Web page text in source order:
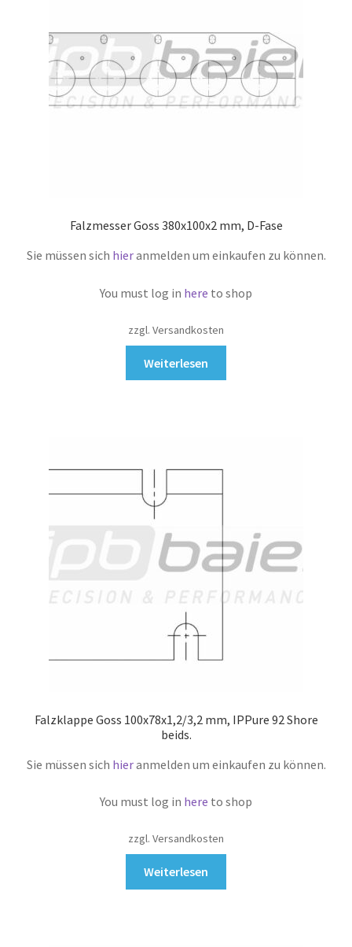
Falzmesser Goss 380x100x2 mm, D-Fase
Sie müssen sich hieranmelden um einkaufen zu können.
You must log in here to shop
zzgl. Versandkosten
Weiterlesen
Falzklappe Goss 100x78x1,2/3,2 mm, IPPure 92 Shore
beids.
Sie müssen sich hieranmelden um einkaufen zu können.
You must log in here to shop
zzgl. Versandkosten
Weiterlesen